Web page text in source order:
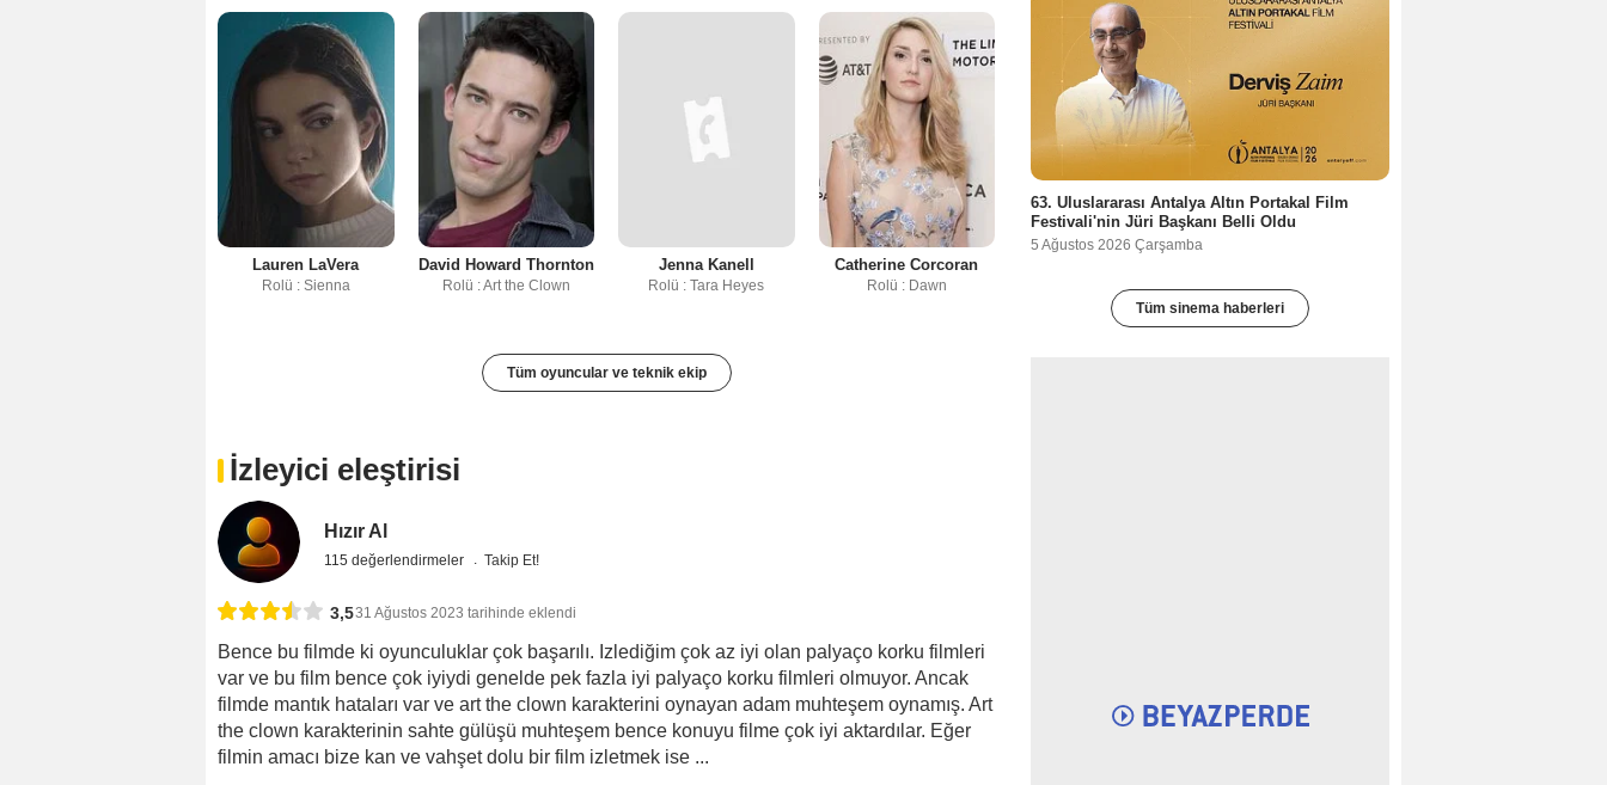
Lauren LaVera
Rolü : Sienna
David Howard Thornton
Rolü : Art the Clown
Jenna Kanell
Rolü : Tara Heyes
Catherine Corcoran
Rolü : Dawn
Tüm oyuncular ve teknik ekip
İzleyici eleştirisi
Hızır Al
115 değerlendirmeler Takip Et!
3,531 Ağustos 2023 tarihinde eklendi
Bence bu filmde ki oyunculuklar çok başarılı. Izlediğim çok az iyi olan palyaço korku filmleri
var ve bu film bence çok iyiydi genelde pek fazla iyi palyaço korku filmleri olmuyor. Ancak
filmde mantık hataları var ve art the clown karakterini oynayan adam muhteşem oynamış. Art
the clown karakterinin sahte gülüşü muhteşem bence konuyu filme çok iyi aktardılar. Eğer
filmin amacı bize kan ve vahşet dolu bir film izletmek ise ...
63. Uluslararası Antalya Altın Portakal Film
Festivali'nin Jüri Başkanı Belli Oldu
5 Ağustos 2026 Çarşamba
Tüm sinema haberleri